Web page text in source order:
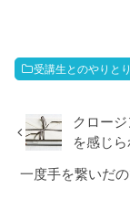
受講生とのやりとり
クロー
を感じ
一度手を繋いだ